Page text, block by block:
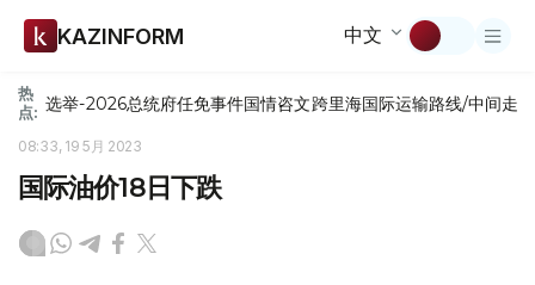
KAZINFORM 中文
热
点: 选举-2026总统府任免事件国情咨文跨里海国际运输路线/中间走廊
08:33, 19 5月 2023
国际油价18日下跌